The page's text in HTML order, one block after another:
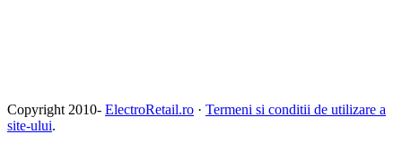
Copyright 2010- ElectroRetail.ro · Termeni si conditii de utilizare a
site-ului.